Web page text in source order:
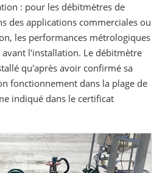
: pour les débitmètres de
des applications commerciales ou
les performances métrologiques
l'installation. Le débitmètre
qu'après avoir confirmé sa
fonctionnement dans la plage de
indiqué dans le certificat